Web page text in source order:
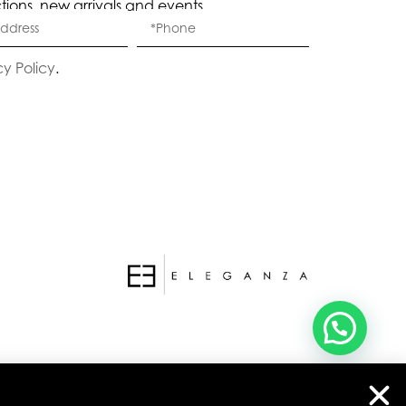
new arrivals and events.
Policy.
Eleganza Israel